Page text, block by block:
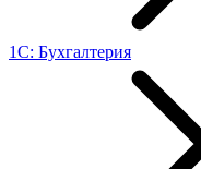
1С: Бухгалтерия